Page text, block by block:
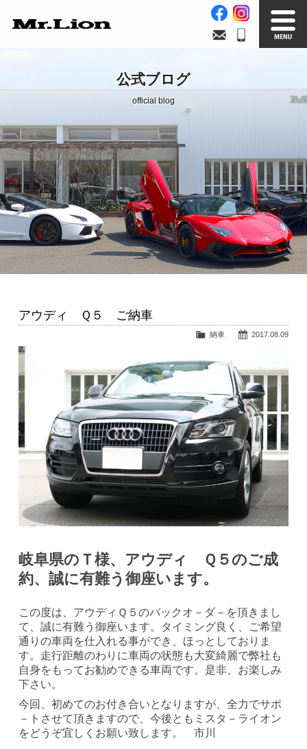
在庫車情報 買取無料査定
Factory
自社工場 サービス案内
Official Blog
公式ブログ
Company info.
会社案内
公式ブログ
official blog
アウディ Ｑ５ ご納車
2017.08.09
納車
岐阜県のＴ様、アウディ Ｑ５のご成
約、誠に有難う御座います。
この度は、アウディＱ５のバックオ－ダ－を頂きまし
て、誠に有難う御座います。タイミング良く、ご希望
通りの車両を仕入れる事ができ、ほっとしておりま
す。走行距離のわりに車両の状態も大変綺麗で弊社も
自身をもってお勧めできる車両です。是非、お楽しみ
下さい。
今回、初めてのお付き合いとなりますが、全力でサポ
－トさせて頂きますので、今後ともミスタ－ライオン
をどうぞ宜しくお願い致します。 市川